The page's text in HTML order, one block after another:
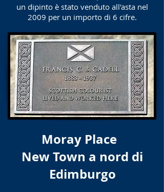
un dipinto è stato venduto all'asta nel
2009 per un importo di 6 cifre.
Moray Place
New Town a nord di
Edimburgo